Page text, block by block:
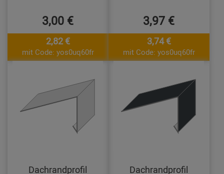
3,00 €
2,82 €
mit Code: yos0uq60fr
3,97 €
3,74 €
mit Code: yos0uq60fr
Dachrandprofil
Dachrandprofil